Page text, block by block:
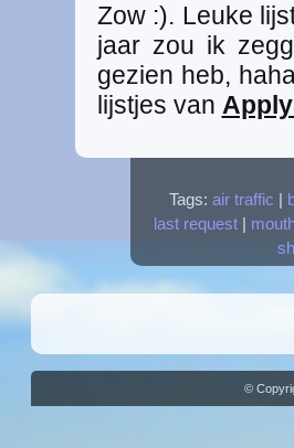
Zow :). Leuke
jaar zou ik
gezien heb,
lijstjes van
Tags: air traffic
last request|
©